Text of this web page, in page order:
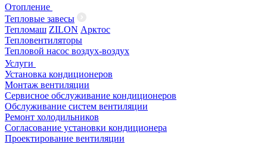
Отопление
Тепловые завесы
Тепломаш ZILON Арктос
Тепловентиляторы
Тепловой насос воздух-воздух
Услуги
Установка кондиционеров
Монтаж вентиляции
Сервисное обслуживание кондиционеров
Обслуживание систем вентиляции
Ремонт холодильников
Согласование установки кондиционера
Проектирование вентиляции